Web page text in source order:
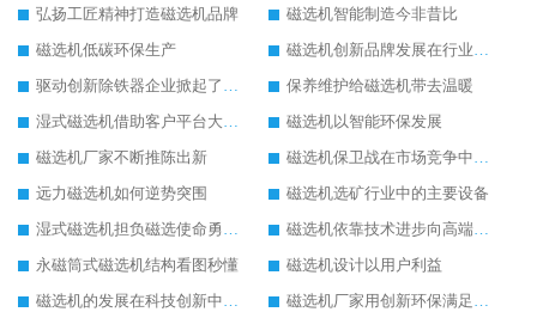
弘扬工匠精神打造磁选机品牌
磁选机智能制造今非昔比
磁选机低碳环保生产
磁选机创新品牌发展在行业的顶端
驱动创新除铁器企业掀起了发展风暴
保养维护给磁选机带去温暖
湿式磁选机借助客户平台大放异彩
磁选机以智能环保发展
磁选机厂家不断推陈出新
磁选机保卫战在市场竞争中打响
远力磁选机如何逆势突围
磁选机选矿行业中的主要设备
湿式磁选机担负磁选使命勇往直前
磁选机依靠技术进步向高端转型
永磁筒式磁选机结构看图秒懂
磁选机设计以用户利益
磁选机的发展在科技创新中成为焦点
磁选机厂家用创新环保满足市发展